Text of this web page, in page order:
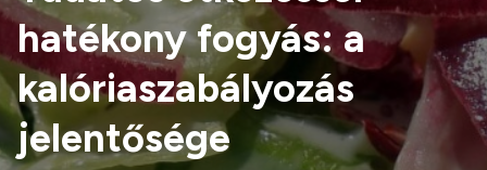
hatékony fogyás: a
kalóriaszabályozás
jelentősége